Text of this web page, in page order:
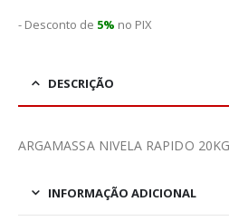
- Desconto de 5% no PIX
DESCRIÇÃO
ARGAMASSA NIVELA RAPIDO
INFORMAÇÃO ADICIONAL